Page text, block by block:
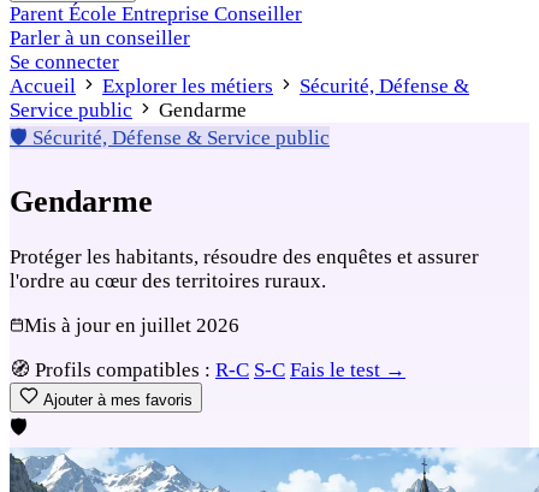
Parent École Entreprise Conseiller
Parler à un conseiller
Se connecter
Accueil
Explorer les métiers
Sécurité, Défense &
Service public
Gendarme
🛡️ Sécurité, Défense & Service public
Gendarme
Protéger les habitants, résoudre des enquêtes et assurer
l'ordre au cœur des territoires ruraux.
Mis à jour en juillet 2026
🧭 Profils compatibles : R-C S-C Fais le test →
Ajouter à mes favoris
🛡️